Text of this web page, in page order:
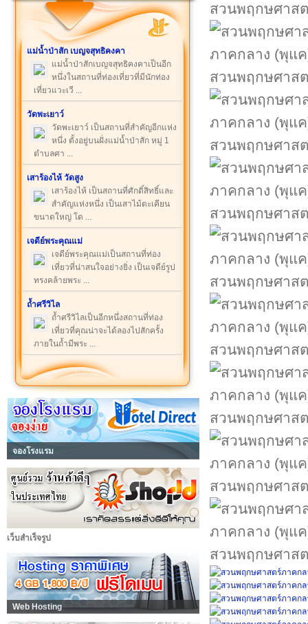
แม่น้ำป่าสัก เบญจสุทธิคงคา
แม่น้ำป่าสักเบญจสุทธิคงคาเป็นอีก
หนึ่งในสถานที่ท่องเที่ยวที่มีนักท่อง
เที่ยวแวะเวี ...
วัดพะเยาว์
วัดพะเยาว์ เป็นสถานที่สำคัญอีกแห่ง
หนึ่ง ตั้งอยู่บนฝั่งแม่น้ำป่าสัก หมู่ 1
ตำบลศา ...
เสาร้องไห้ วัดสูง
เสาร้องไห้ เป็นสถานที่ศักดิ์สิทธิ์และ
สำคัญแห่งหนึ่ง เป็นเสาไม้ตะเคียน
ขนาดใหญ่ โด ...
เจดีย์พระคุณแม่
เจดีย์พระคุณแม่เป็นสถานที่ท่อง
เที่ยวที่น่าสนใจอย่างยิ่ง เป็นเจดีย์รูป
ทรงคล้ายพระ ...
ถ้ำศรีวิไล
ถ้ำศรีวิไลเป็นอีกหนึ่งสถานที่ท่อง
เที่ยวที่คุณน่าจะได้ลองไปสักครั้ง
ภายในถ้ำมีพระ ...
จองโรงแรม
เว็บสำเร็จรูป
Web Hosting
สวนพฤกษศาส
สวนพฤกษศาส
สวนพฤกษศาส
สวนพฤกษศาส
สวนพฤกษศาส
สวนพฤกษศาส
สวนพฤกษศาส
สวนพฤกษศาส
สวนพฤกษศาส